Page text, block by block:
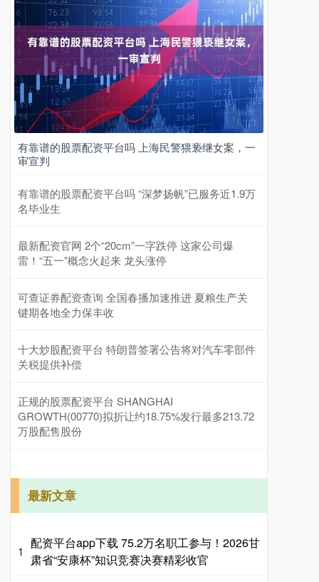
有靠谱的股票配资平台吗 上海民警猥亵继女案，一
审宣判
有靠谱的股票配资平台吗 “深梦扬帆”已服务近1.9万
名毕业生
最新配资官网 2个“20cm”一字跌停 这家公司爆
雷！“五一”概念火起来 龙头涨停
可查证券配资查询 全国春播加速推进 夏粮生产关
键期各地全力保丰收
十大炒股配资平台 特朗普签署公告将对汽车零部件
关税提供补偿
正规的股票配资平台 SHANGHAI
GROWTH(00770)拟折让约18.75%发行最多213.72
万股配售股份
最新文章
1
配资平台app下载 75.2万名职工参与！2026甘
肃省“安康杯”知识竞赛决赛精彩收官